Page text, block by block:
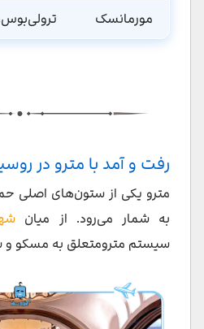
سخن پایانی
مورمانسک
رفت و آمد با مترو در
مترو یکی از ستون‌های اصلی
به شمار می‌رود. از میان
سیستم مترومتعلق به مسکو و